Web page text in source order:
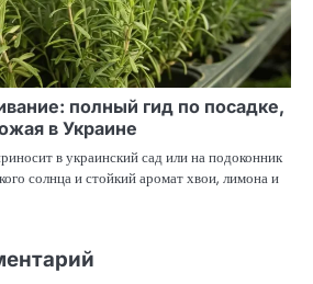
полный гид по посадке,
в Украине
в украинский сад или на подоконник
солнца и стойкий аромат хвои, лимона и